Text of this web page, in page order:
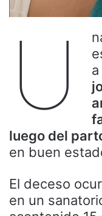
U
luego del
en buen
El deceso
en un